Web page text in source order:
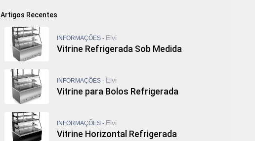
Artigos Recentes
INFORMAÇÕES - Elvi
Vitrine Refrigerada Sob Medida
INFORMAÇÕES - Elvi
Vitrine para Bolos Refrigerada
INFORMAÇÕES - Elvi
Vitrine Horizontal Refrigerada